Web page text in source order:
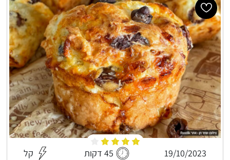
19/10/2023 45 דקות קל